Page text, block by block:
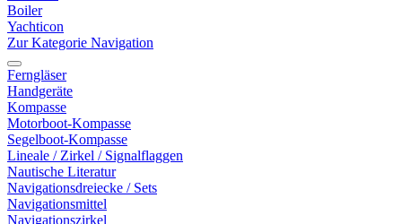
Boiler
Yachticon
Zur Kategorie Navigation
Ferngläser
Handgeräte
Kompasse
Motorboot-Kompasse
Segelboot-Kompasse
Lineale / Zirkel / Signalflaggen
Nautische Literatur
Navigationsdreiecke / Sets
Navigationsmittel
Navigationszirkel